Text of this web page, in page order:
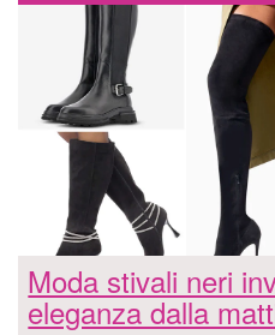
Moda stivali neri
eleganza dalla